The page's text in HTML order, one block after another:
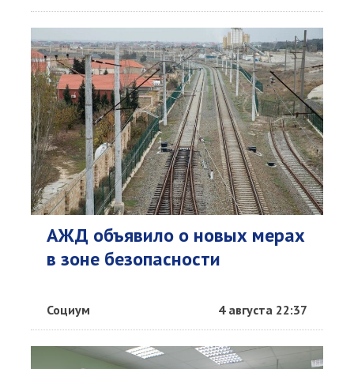
АЖД объявило о новых мерах
в зоне безопасности
Социум 4 августа 22:37